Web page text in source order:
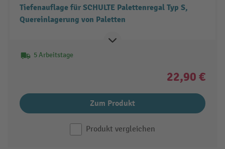
Tiefenauflage für SCHULTE Palettenregal Typ S,
Quereinlagerung von Paletten
5 Arbeitstage
22,90 €
Zum Produkt
Produkt vergleichen